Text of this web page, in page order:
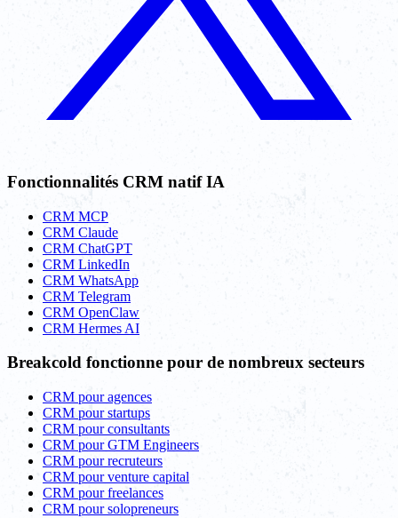
Fonctionnalités CRM natif IA
CRM MCP
CRM Claude
CRM ChatGPT
CRM LinkedIn
CRM WhatsApp
CRM Telegram
CRM OpenClaw
CRM Hermes AI
Breakcold fonctionne pour de nombreux secteurs
CRM pour agences
CRM pour startups
CRM pour consultants
CRM pour GTM Engineers
CRM pour recruteurs
CRM pour venture capital
CRM pour freelances
CRM pour solopreneurs